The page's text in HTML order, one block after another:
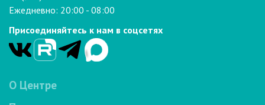
Ежедневно: 20:00 - 08:00
Присоединяйтесь к нам в соцсетях
О Центре